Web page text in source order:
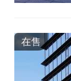
在售